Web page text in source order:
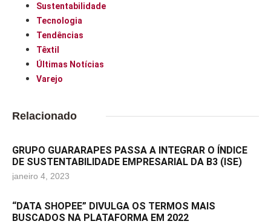
Sustentabilidade
Tecnologia
Tendências
Têxtil
Últimas Notícias
Varejo
Relacionado
GRUPO GUARARAPES PASSA A INTEGRAR O ÍNDICE
DE SUSTENTABILIDADE EMPRESARIAL DA B3 (ISE)
janeiro 4, 2023
“DATA SHOPEE” DIVULGA OS TERMOS MAIS
BUSCADOS NA PLATAFORMA EM 2022